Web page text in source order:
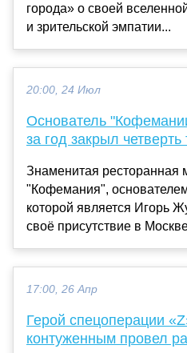
города» о своей
и зрительской эмпатии...
20:00, 24 Июл
Основатель
за год закрыл четверть
Знаменитая ресторанная
"Кофемания",
которой является Игорь
своё присутствие в
17:00, 26 Апр
Герой спецоперации
контуженным провел